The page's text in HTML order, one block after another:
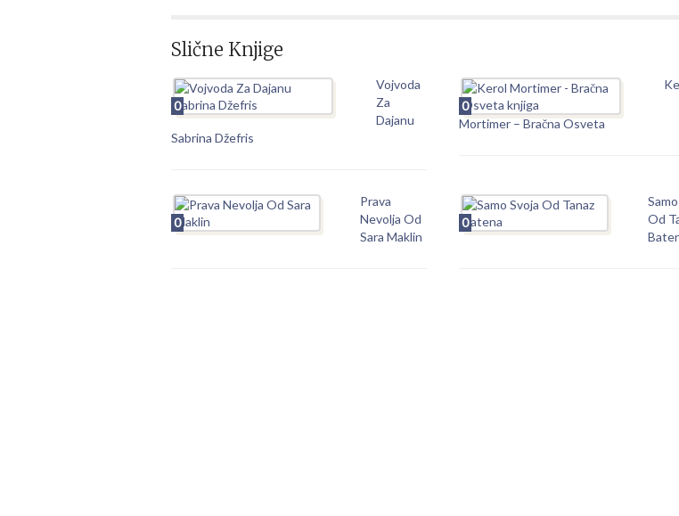
Slične Knjige
0
Vojvoda
Za
Dajanu
Sabrina Džefris
0
Mortimer – Bračna Osveta
0
Prava
Nevolja Od
Sara Maklin
0
Od